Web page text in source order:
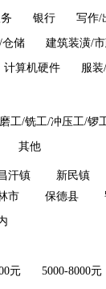
银行 写作/
仓储 建筑装潢/
计算机硬件 服
工/铣工/冲压工/锣
其他
汗镇 新民镇
市 保德县
元 5000-8000元